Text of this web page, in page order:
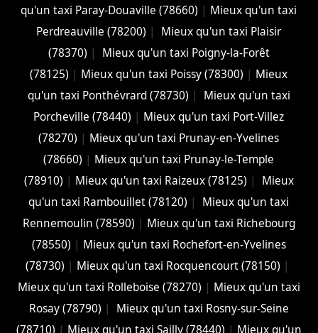
qu'un taxi Paray-Douaville (78660) | Mieux qu'un taxi
Perdreauville (78200) |
Mieux qu'un taxi Plaisir
(78370) |
Mieux qu'un taxi Poigny-la-Forêt
(78125) | Mieux qu'un taxi Poissy (78300) | Mieux
qu'un taxi Ponthévrard (78730) |
Mieux qu'un taxi
Porcheville (78440) | Mieux qu'un taxi Port-Villez
(78270) | Mieux qu'un taxi Prunay-en-Yvelines
(78660) | Mieux qu'un taxi Prunay-le-Temple
(78910) | Mieux qu'un taxi Raizeux (78125) |
Mieux
qu'un taxi Rambouillet (78120) |
Mieux qu'un taxi
Rennemoulin (78590) | Mieux qu'un taxi Richebourg
(78550) | Mieux qu'un taxi Rochefort-en-Yvelines
(78730) | Mieux qu'un taxi Rocquencourt (78150) |
Mieux qu'un taxi Rolleboise (78270) | Mieux qu'un taxi
Rosay (78790) |
Mieux qu'un taxi Rosny-sur-Seine
(78710) | Mieux qu'un taxi Sailly (78440) | Mieux qu'un